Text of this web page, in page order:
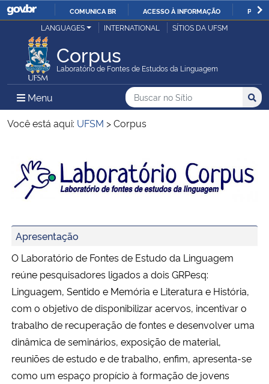
IR
COMUNICA BR ACESSO À INFORMAÇÃO
Ministério da Justiça e Segurança Pública
Ministério da Defesa
Ministério das Relações Exteriores
Ministério da Infraestrutura
Ministério da Cidadania
Ministério da Saúde
Ministério de Minas e Energia
Ministério da Ciência, Tecnologia, Inovações e Comunicações
LANGUAGES INTERNATIONAL SÍTIOS DA UFSM
Corpus
Laboratório de Fontes de Estudos da Linguagem
Menu Menu Principal do Sítio
Busca
Buscar no no Sítio
Busca:
Você está aqui: UFSM >Corpus
Apresentação
O Laboratório de Fontes de Estudo da Linguagem
reúne pesquisadores ligados a dois GRPesq:
Linguagem, Sentido e Memória e Literatura e História,
com o objetivo de disponibilizar acervos, incentivar o
trabalho de recuperação de fontes e desenvolver uma
dinâmica de seminários, exposição de material,
reuniões de estudo e de trabalho, enfim, apresenta-se
como um espaço propício à formação de jovens